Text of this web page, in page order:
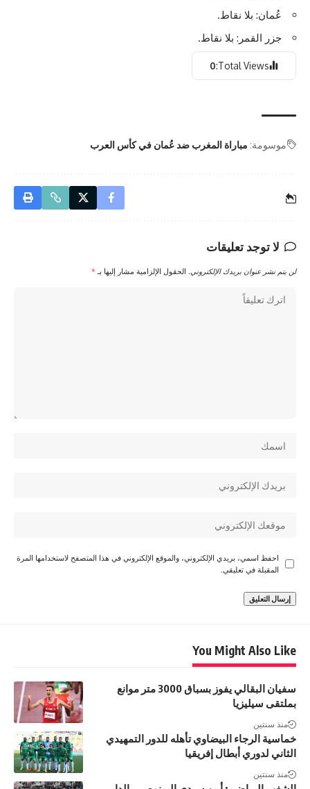
عُمان: بلا نقاط.
جزر القمر: بلا نقاط.
Total Views:
0
موسومة: مباراة المغرب ضد عُمان في كأس العرب
لا توجد تعليقات
لن يتم نشر عنوان بريدك الإلكتروني. الحقول الإلزامية مشار إليها بـ *
احفظ اسمي، بريدي الإلكتروني، والموقع الإلكتروني في هذا المتصفح لاستخدامها المرة
المقبلة في تعليقي.
You Might Also Like
سفيان البقالي يفوز بسباق 3000 متر موانع
بملتقى سيليزيا
منذ سنتين
خماسية الرجاء البيضاوي تأهله للدور التمهيدي
الثاني لدوري أبطال إفريقيا
منذ سنتين